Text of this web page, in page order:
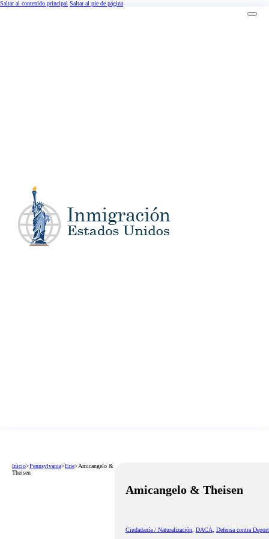
Saltar al contenido principal Saltar al pie de página
Inicio>Pennsylvania>Erie>Amicangelo &
Theisen
Amicangelo & Theisen
Ciudadanía / Naturalización, DACA, Defensa contra